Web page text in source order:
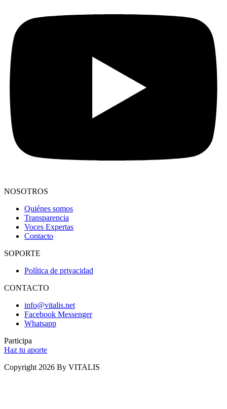
NOSOTROS
Quiénes somos
Transparencia
Voces Expertas
Contacto
SOPORTE
Política de privacidad
CONTACTO
info@vitalis.net
Facebook Messenger
Whatsapp
Participa
Haz tu aporte
Copyright 2026 By VITALIS